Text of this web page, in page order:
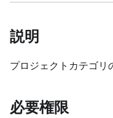
説明
プロジェクトカテゴリ
必要権限